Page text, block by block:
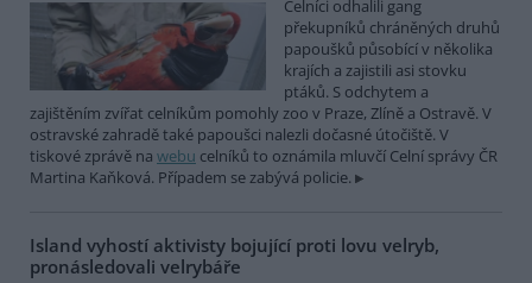
Celníci odhalili gang
překupníků chráněných druhů
papoušků působící v několika
krajích a zajistili asi stovku
ptáků. S odchytem a
zajištěním zvířat celníkům pomohly zoo v Praze, Zlíně a Ostravě. V
ostravské zahradě také papoušci nalezli dočasné útočiště. V
tiskové zprávě na webu celníků to oznámila mluvčí Celní správy ČR
Martina Kaňková. Případem se zabývá policie.
Island vyhostí aktivisty bojující proti lovu velryb,
pronásledovali velrybáře